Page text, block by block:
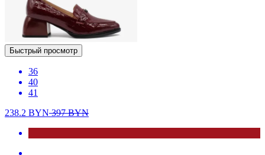
Быстрый просмотр
36
40
41
238.2 BYN397BYN